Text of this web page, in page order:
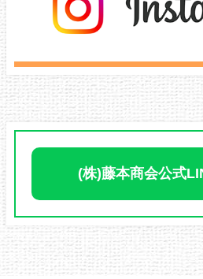
(株)藤本商会公式